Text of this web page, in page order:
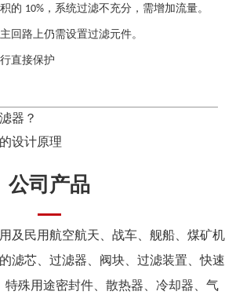
的 10% ，系统过滤不充分，需增加流量。
回路上仍需设置过滤元件。
直接保护
器？
设计原理
公司产品
及民用航空航天、战车、舰船、煤矿机
滤芯、过滤器、阀块、过滤装置、快速
特殊用途密封件、散热器、冷却器、气